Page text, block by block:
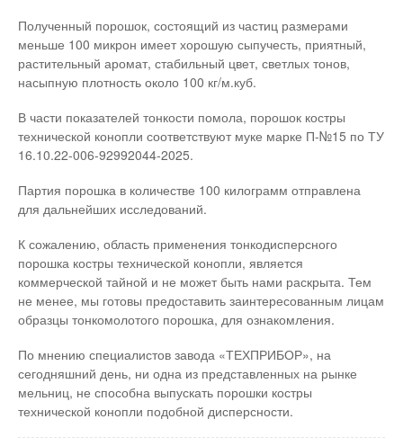
Полученный порошок, состоящий из частиц размерами
меньше 100 микрон имеет хорошую сыпучесть, приятный,
растительный аромат, стабильный цвет, светлых тонов,
насыпную плотность около 100 кг/м.куб.
В части показателей тонкости помола, порошок костры
технической конопли соответствуют муке марке П-№15 по ТУ
16.10.22-006-92992044-2025.
Партия порошка в количестве 100 килограмм отправлена
для дальнейших исследований.
К сожалению, область применения тонкодисперсного
порошка костры технической конопли, является
коммерческой тайной и не может быть нами раскрыта. Тем
не менее, мы готовы предоставить заинтересованным лицам
образцы тонкомолотого порошка, для ознакомления.
По мнению специалистов завода «ТЕХПРИБОР», на
сегодняшний день, ни одна из представленных на рынке
мельниц, не способна выпускать порошки костры
технической конопли подобной дисперсности.